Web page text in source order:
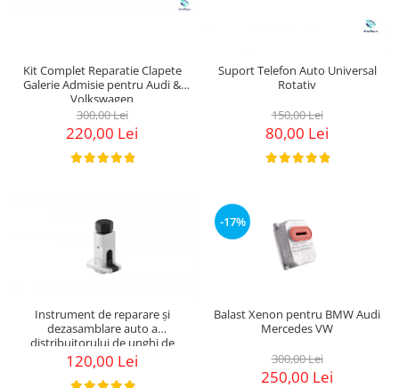
Kit Complet Reparatie Clapete
Galerie Admisie pentru Audi &
Volkswagen
300,00 Lei
220,00 Lei
Suport Telefon Auto Universal
Rotativ
150,00 Lei
80,00 Lei
Instrument de reparare și
dezasamblare auto a
distribuitorului de unghi de
elevație
120,00 Lei
-17%
Balast Xenon pentru BMW Audi
Mercedes VW
300,00 Lei
250,00 Lei